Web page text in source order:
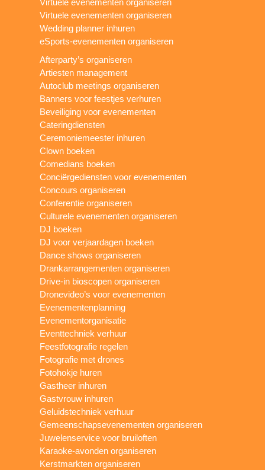
Virtuele evenementen organiseren
Virtuele evenementen organiseren
Wedding planner inhuren
eSports-evenementen organiseren
Afterparty’s organiseren
Artiesten management
Autoclub meetings organiseren
Banners voor feestjes verhuren
Beveiliging voor evenementen
Cateringdiensten
Ceremoniemeester inhuren
Clown boeken
Comedians boeken
Conciërgediensten voor evenementen
Concours organiseren
Conferentie organiseren
Culturele evenementen organiseren
DJ boeken
DJ voor verjaardagen boeken
Dance shows organiseren
Drankarrangementen organiseren
Drive-in bioscopen organiseren
Dronevideo’s voor evenementen
Evenementenplanning
Evenementorganisatie
Eventtechniek verhuur
Feestfotografie regelen
Fotografie met drones
Fotohokje huren
Gastheer inhuren
Gastvrouw inhuren
Geluidstechniek verhuur
Gemeenschapsevenementen organiseren
Juwelenservice voor bruiloften
Karaoke-avonden organiseren
Kerstmarkten organiseren